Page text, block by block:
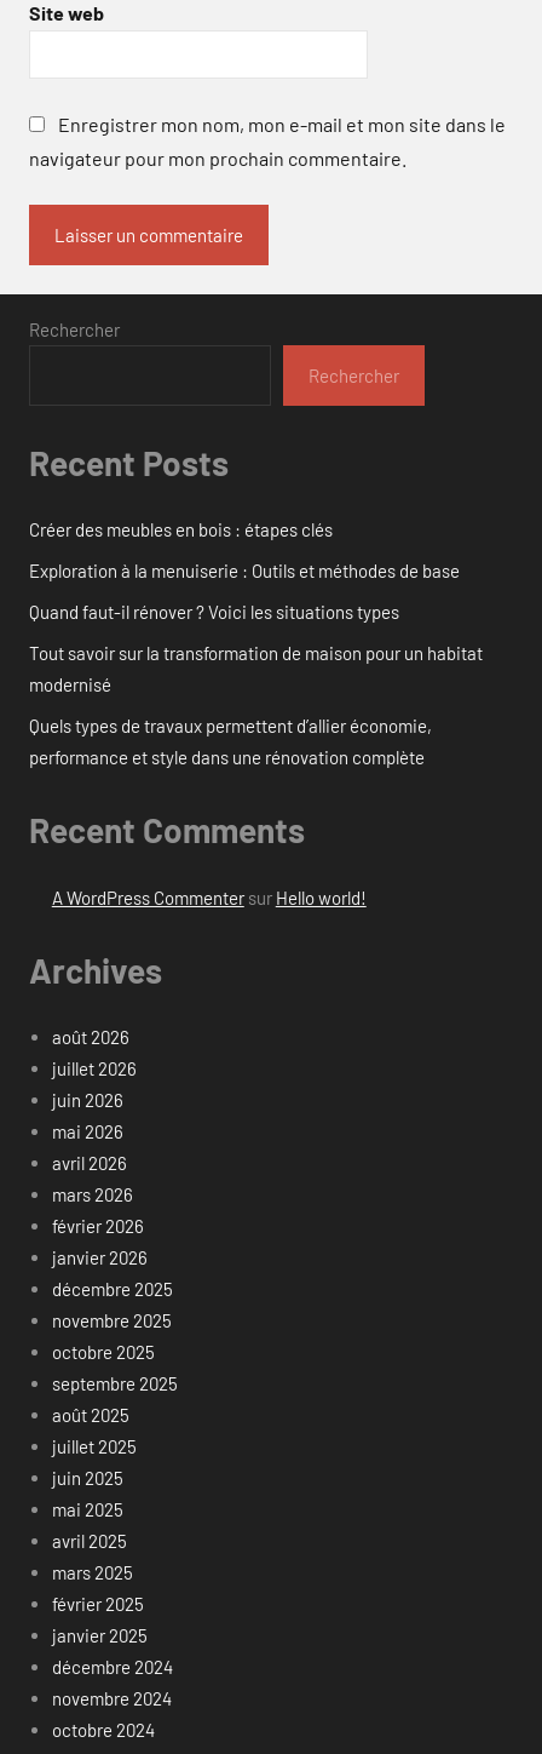
Site web
Enregistrer mon nom, mon e-mail et mon site dans le
navigateur pour mon prochain commentaire.
Rechercher
Rechercher
Recent Posts
Créer des meubles en bois : étapes clés
Exploration à la menuiserie : Outils et méthodes de base
Quand faut-il rénover ? Voici les situations types
Tout savoir sur la transformation de maison pour un habitat
modernisé
Quels types de travaux permettent d’allier économie,
performance et style dans une rénovation complète
Recent Comments
A WordPress Commentersur Hello world!
Archives
août 2026
juillet 2026
juin 2026
mai 2026
avril 2026
mars 2026
février 2026
janvier 2026
décembre 2025
novembre 2025
octobre 2025
septembre 2025
août 2025
juillet 2025
juin 2025
mai 2025
avril 2025
mars 2025
février 2025
janvier 2025
décembre 2024
novembre 2024
octobre 2024